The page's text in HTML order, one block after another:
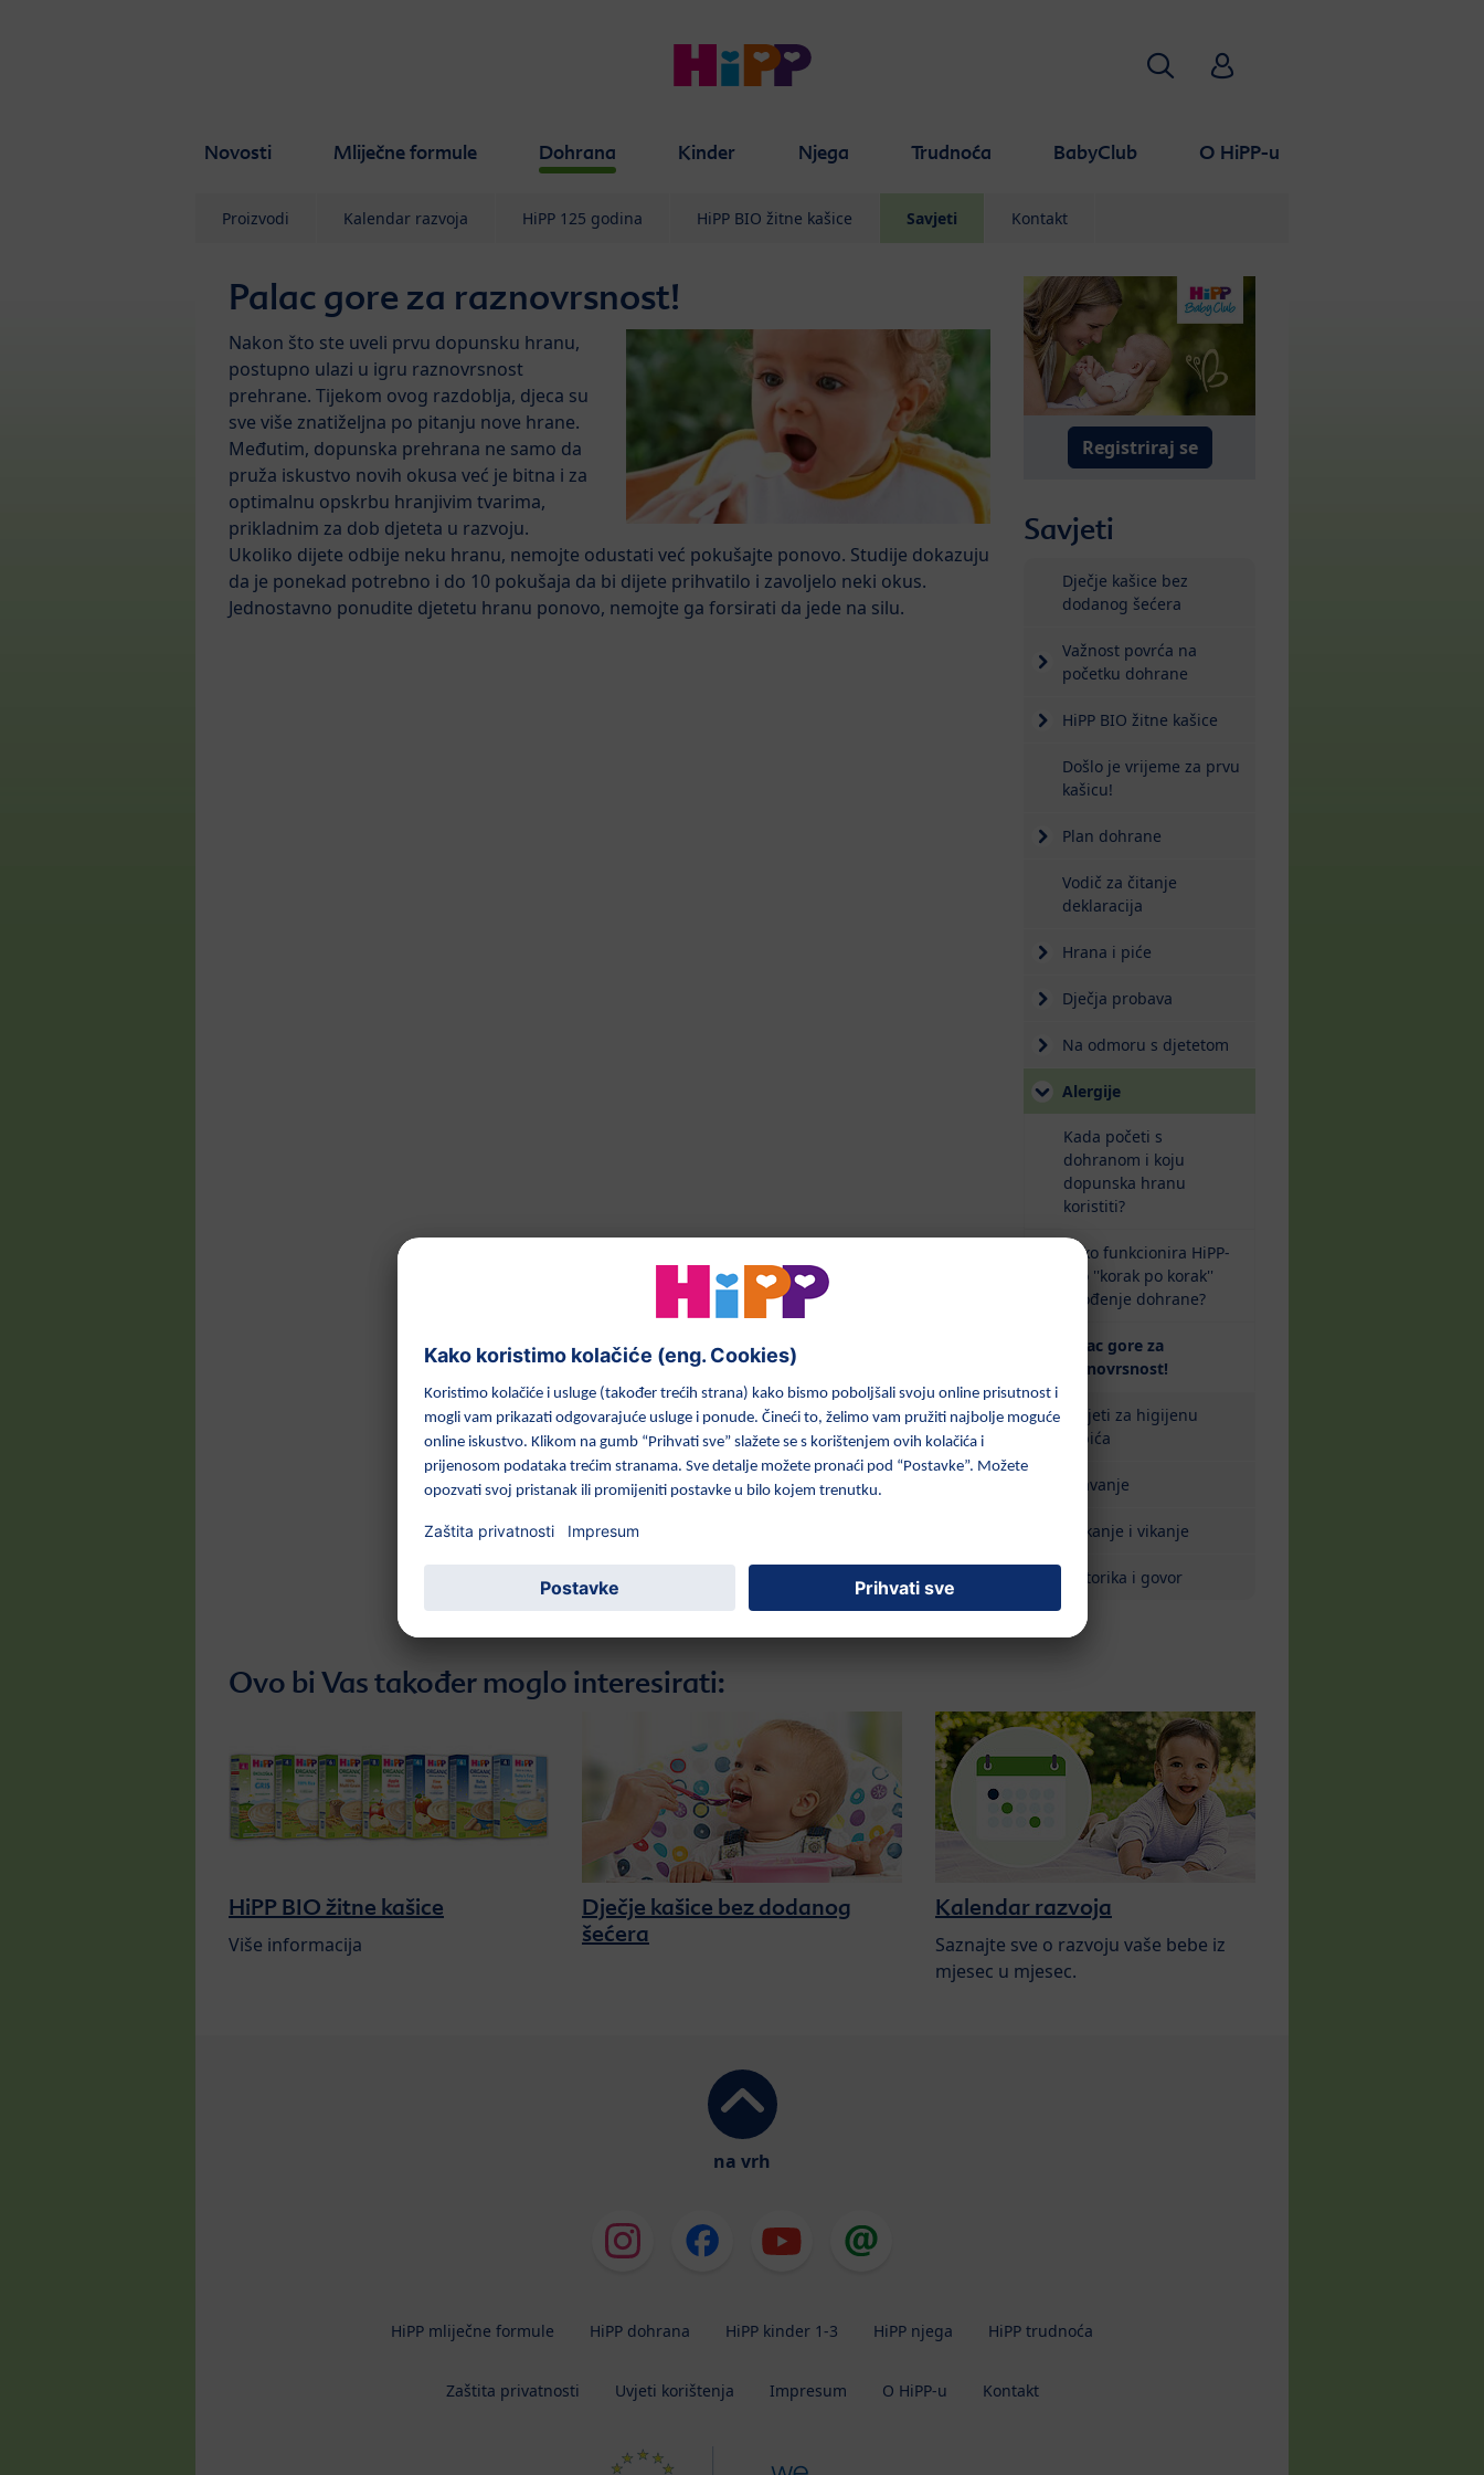
Novosti Mliječne formule Dohrana Kinder Njega Trudnoća BabyClub O HiPP-u
Pretraživanje
HiPP Babyclub
Proizvodi Kalendar razvoja HiPP 125 godina HiPP BIO žitne kašice Savjeti Kontakt
Palac gore za raznovrsnost!
Nakon što ste uveli prvu dopunsku hranu,
postupno ulazi u igru raznovrsnost
prehrane. Tijekom ovog razdoblja, djeca su
sve više znatiželjna po pitanju nove hrane.
Međutim, dopunska prehrana ne samo da
pruža iskustvo novih okusa već je bitna i za
optimalnu opskrbu hranjivim tvarima,
prikladnim za dob djeteta u razvoju.
Ukoliko dijete odbije neku hranu, nemojte odustati već pokušajte ponovo. Studije dokazuju
da je ponekad potrebno i do 10 pokušaja da bi dijete prihvatilo i zavoljelo neki okus.
Jednostavno ponudite djetetu hranu ponovo, nemojte ga forsirati da jede na silu.
Registriraj se
Savjeti
Dječje kašice bez
dodanog šećera
Važnost povrća na
početku dohrane
HiPP BIO žitne kašice
Došlo je vrijeme za prvu
kašicu!
Plan dohrane
Vodič za čitanje
deklaracija
Hrana i piće
Dječja probava
Na odmoru s djetetom
Alergije
Kada početi s
dohranom i koju
dopunska hranu
koristiti?
Kako funkcionira HiPP-
ovo ''korak po korak''
uvođenje dohrane?
Palac gore za
raznovrsnost!
Savjeti za higijenu
zubića
Spavanje
Plakanje i vikanje
Motorika i govor
Ovo bi Vas također moglo interesirati:
HiPP BIO žitne kašice
Više informacija
Dječje kašice bez dodanog
šećera
Kalendar razvoja
Saznajte sve o razvoju vaše bebe iz
mjesec u mjesec.
na vrh
HiPP mliječne formule HiPP dohrana HiPP kinder 1-3 HiPP njega HiPP trudnoća
Zaštita privatnosti Uvjeti korištenja Impresum O HiPP-u Kontakt